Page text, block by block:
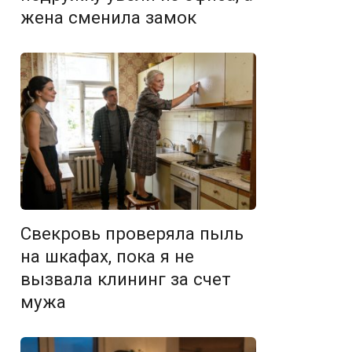
жена сменила замок
Свекровь проверяла пыль
на шкафах, пока я не
вызвала клининг за счет
мужа